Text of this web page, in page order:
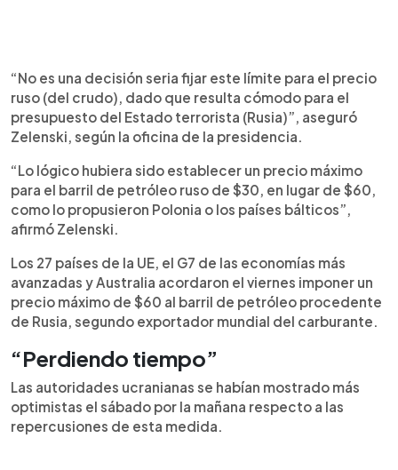
“No es una decisión seria fijar este límite para el precio
ruso (del crudo), dado que resulta cómodo para el
presupuesto del Estado terrorista (Rusia)”, aseguró
Zelenski, según la oficina de la presidencia.
“Lo lógico hubiera sido establecer un precio máximo
para el barril de petróleo ruso de $30, en lugar de $60,
como lo propusieron Polonia o los países bálticos”,
afirmó Zelenski.
Los 27 países de la UE, el G7 de las economías más
avanzadas y Australia acordaron el viernes imponer un
precio máximo de $60 al barril de petróleo procedente
de Rusia, segundo exportador mundial del carburante.
“Perdiendo tiempo”
Las autoridades ucranianas se habían mostrado más
optimistas el sábado por la mañana respecto a las
repercusiones de esta medida.